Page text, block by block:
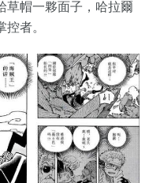
草帽一夥面子，哈拉爾
者。